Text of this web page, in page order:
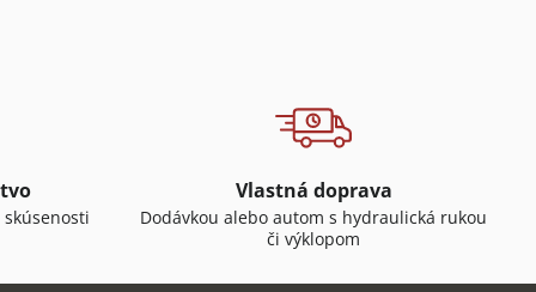
Vlastná doprava
Dodávkou alebo autom s hydraulická rukou
či výklopom